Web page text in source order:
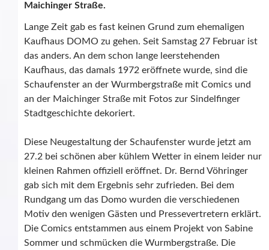
Maichinger Straße.
Lange Zeit gab es fast keinen Grund zum ehemaligen
Kaufhaus DOMO zu gehen. Seit Samstag 27 Februar ist
das anders. An dem schon lange leerstehenden
Kaufhaus, das damals 1972 eröffnete wurde, sind die
Schaufenster an der Wurmbergstraße mit Comics und
an der Maichinger Straße mit Fotos zur Sindelfinger
Stadtgeschichte dekoriert.
Diese Neugestaltung der Schaufenster wurde jetzt am
27.2 bei schönen aber kühlem Wetter in einem leider nur
kleinen Rahmen offiziell eröffnet. Dr. Bernd Vöhringer
gab sich mit dem Ergebnis sehr zufrieden. Bei dem
Rundgang um das Domo wurden die verschiedenen
Motiv den wenigen Gästen und Pressevertretern erklärt.
Die Comics entstammen aus einem Projekt von Sabine
Sommer und schmücken die Wurmbergstraße. Die